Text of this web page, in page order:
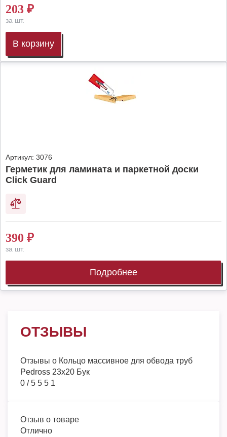
203 ₽
за шт.
В корзину
Артикул: 3076
Герметик для ламината и паркетной доски
Click Guard
390 ₽
за шт.
Подробнее
ОТЗЫВЫ
Отзывы о Кольцо массивное для обвода труб
Pedross 23х20 Бук
0 /5 5 5 1
Отзыв о товаре
Отлично